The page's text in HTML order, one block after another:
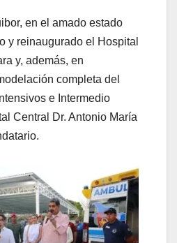
en el amado estado
y reinaugurado el Hospital
y, además, en
completa del
e Intermedio
Central Dr. Antonio María